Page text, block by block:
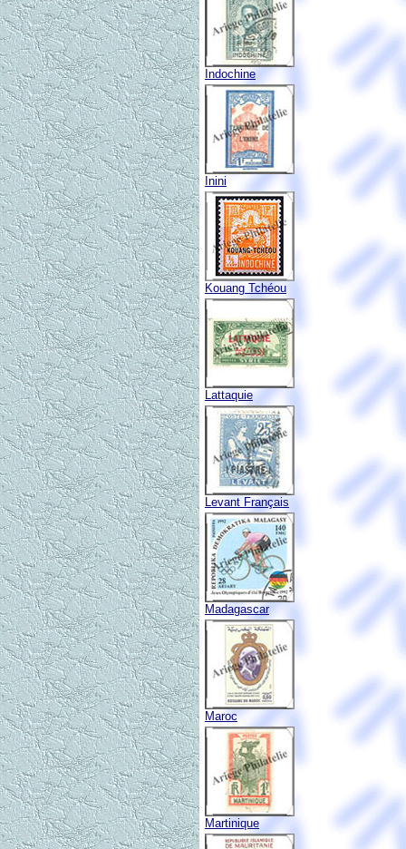
Indochine
Inini
Kouang Tchéou
Lattaquie
Levant Français
Madagascar
Maroc
Martinique